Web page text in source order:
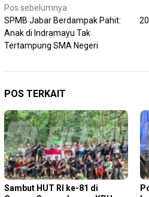
Navigasi
pos
Pos sebelumnya
SPMB Jabar Berdampak Pahit:
Anak di Indramayu Tak
Tertampung SMA Negeri
POS TERKAIT
Sambut HUT RI ke-81 di